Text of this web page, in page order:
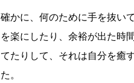
確かに、何のために手を抜い
を楽にしたり、余裕が出た時
てたりして、それは自分を癒
た。